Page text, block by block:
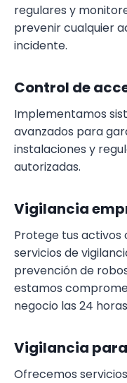
regulares y
prevenir cualquier
incidente.
Control de
Implementamos
avanzados para
instalaciones y
autorizadas.
Vigilancia
Protege tus activos
servicios de
prevención de
estamos
negocio las 24
Vigilancia
Ofrecemos